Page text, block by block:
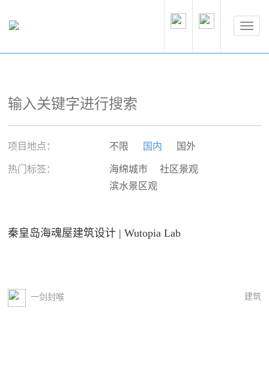
项目地点： 不限 国内 国外
热门标签： 海绵城市
社区景观
滨水景区观
秦皇岛海魂屋建筑设计 | Wutopia Lab
一剑封喉 建筑